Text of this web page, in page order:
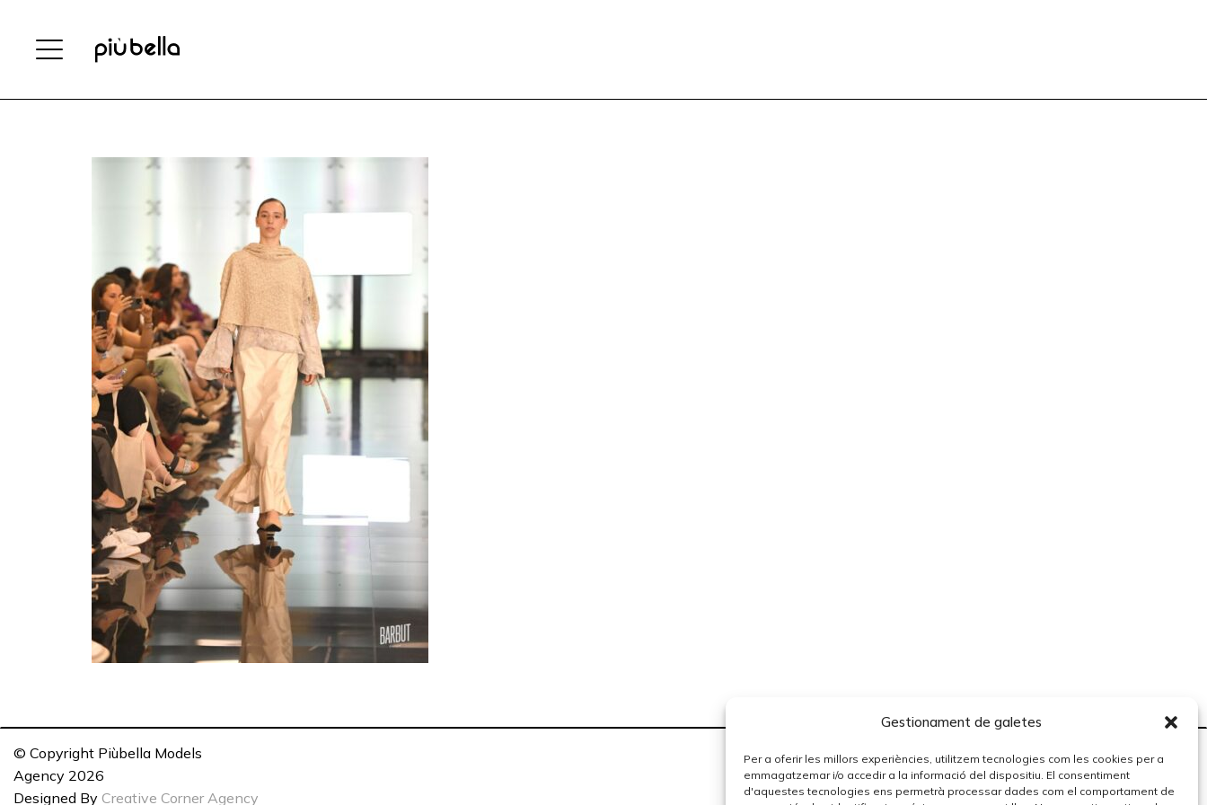
Gestionament de galetes
Per a oferir les millors experiències, utilitzem tecnologies com les cookies per a
emmagatzemar i/o accedir a la informació del dispositiu. El consentiment
d'aquestes tecnologies ens permetrà processar dades com el comportament de
© Copyright Piùbella Models
Agency 2026
Designed By Creative Corner Agency